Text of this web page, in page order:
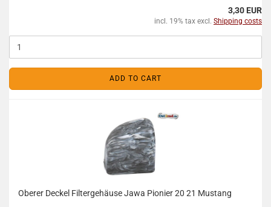
3,30 EUR
incl. 19% tax excl. Shipping costs
ADD TO CART
Oberer Deckel Filtergehäuse Jawa Pionier 20 21 Mustang